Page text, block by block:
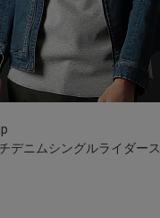
デニムシングルライダース